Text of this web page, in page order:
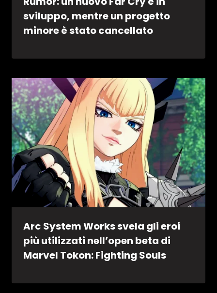
sviluppo, mentre un progetto
minore è stato cancellato
Arc System Works svela gli eroi
più utilizzati nell’open beta di
Marvel Tokon: Fighting Souls